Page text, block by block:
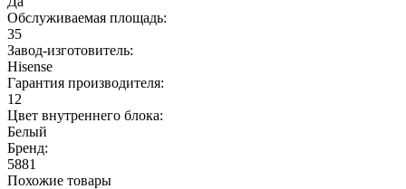
Обслуживаемая площадь:
35
Завод-изготовитель:
Hisense
Гарантия производителя:
12
Цвет внутреннего блока:
Белый
Бренд:
5881
Похожие товары